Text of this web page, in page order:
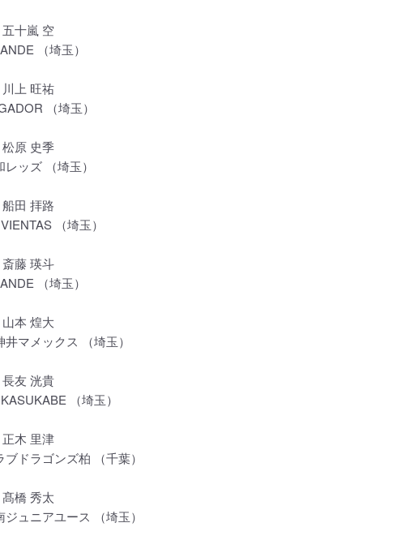
十嵐 空
（埼玉）
上 旺祐
（埼玉）
原 史季
レッズ （埼玉）
田 拝路
（埼玉）
藤 瑛斗
（埼玉）
本 煌大
井マメックス （埼玉）
友 洸貴
（埼玉）
木 里津
ブドラゴンズ柏 （千葉）
橋 秀太
ジュニアユース （埼玉）